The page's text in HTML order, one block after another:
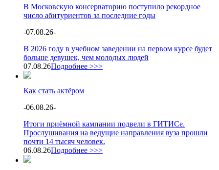
В Московскую консерваторию поступило рекордное
число абитуриентов за последние годы
-07.08.26-
В 2026 году в учебном заведении на первом курсе будет
больше девушек, чем молодых людей
07.08.26Подробнее >>>
Как стать актёром
-06.08.26-
Итоги приёмной кампании подвели в ГИТИСе.
Прослушивания на ведущие направления вуза прошли
почти 14 тысяч человек.
06.08.26Подробнее >>>